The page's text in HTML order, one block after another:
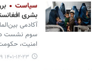
سیاست
بشری
آکادمی
سوم نشست
امنیت،
۱۴۰۱-۱۲-۲۳ ۱۰:۳۹